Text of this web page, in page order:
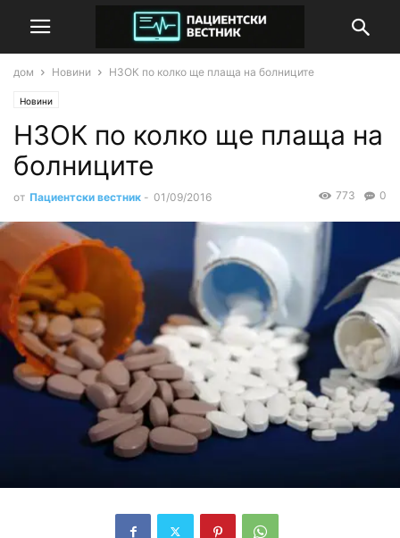
дом Новини НЗОК по колко ще плаща на болниците
Новини
НЗОК по колко ще плаща на
болниците
от Пациентски вестник - 01/09/2016 0
773